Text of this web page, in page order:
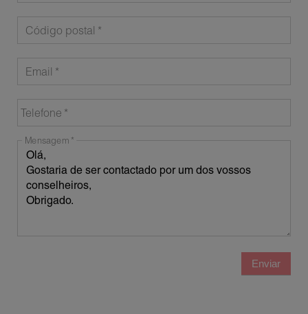
Código postal
Email
Telefone
Mensagem
Enviar